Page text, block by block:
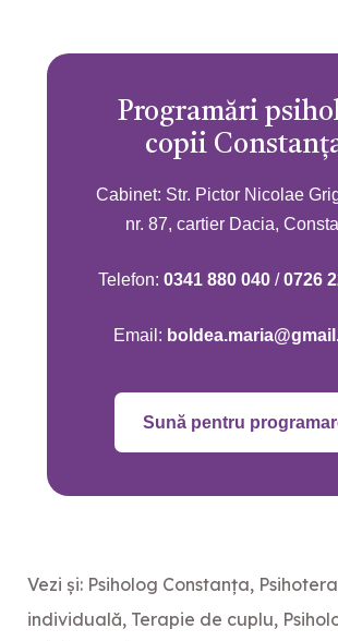
Programări
copii
Cabinet: Str. Pictor Nicolae
nr. 87, cartier Dacia,
Telefon: 0341 880 040 /0726
Email:
Sună pentru
Vezi și: Psiholog Constanța,
individuală, Terapie de cuplu,